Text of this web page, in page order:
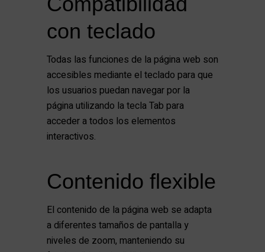
con teclado
Todas las funciones de la página web son
accesibles mediante el teclado para que
los usuarios puedan navegar por la
página utilizando la tecla Tab para
acceder a todos los elementos
interactivos.
Contenido flexible
El contenido de la página web se adapta
a diferentes tamaños de pantalla y
niveles de zoom, manteniendo su